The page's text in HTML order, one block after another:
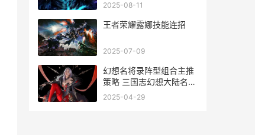
2025-08-11
王者荣耀露娜技能连招
2025-07-09
幻想名将录阵型组合主推
策略 三国志幻想大陆名将
任选选哪个好
2025-04-29